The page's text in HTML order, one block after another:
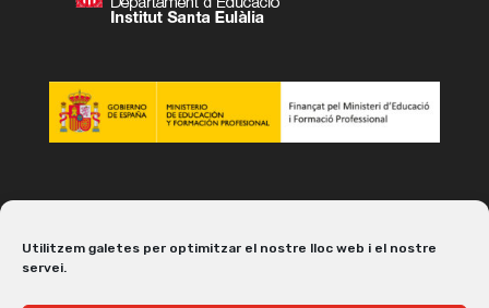
Utilitzem galetes per optimitzar el nostre lloc web i el nostre
servei.